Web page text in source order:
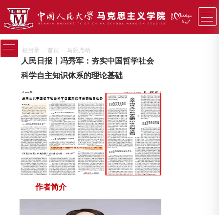
根目录 − 首页 − 马院点睛
人民日报丨冯秀军：夯实中国哲学社会
科学自主知识体系的理论基础
作者简介